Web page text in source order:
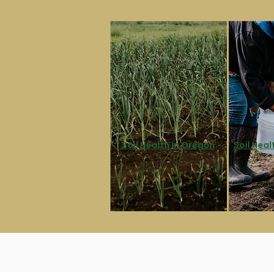
Soil Health in Oregon Soil